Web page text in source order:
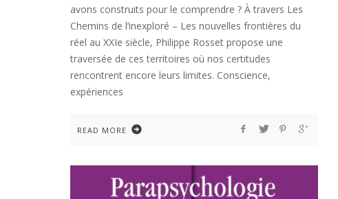
avons construits pour le comprendre ? À travers Les
Chemins de l’inexploré – Les nouvelles frontières du
réel au XXIe siècle, Philippe Rosset propose une
traversée de ces territoires où nos certitudes
rencontrent encore leurs limites. Conscience,
expériences
READ MORE